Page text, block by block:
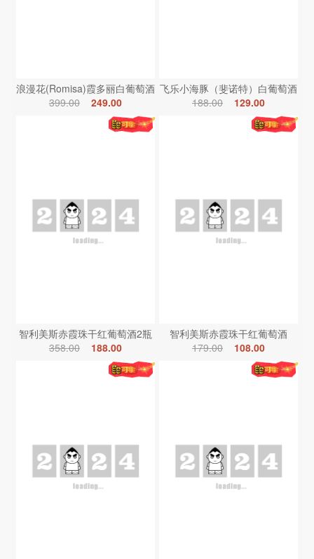
浪漫花(Romisa)霞多丽白葡萄酒
399.00
249.00
飞乐小海豚（斐诺特）白葡萄酒
188.00
129.00
智利美斯赤霞珠干红葡萄酒2瓶
358.00
188.00
智利美斯赤霞珠干红葡萄酒
179.00
108.00